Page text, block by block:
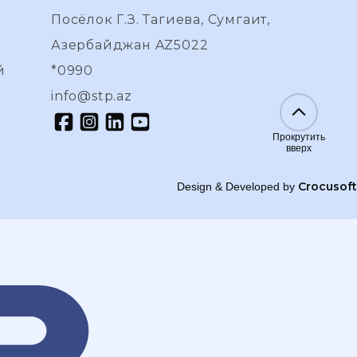
Посёлок Г.З. Тагиева, Сумгаит,
Азербайджан AZ5022
*0990
info@stp.az
Прокрутить
вверх
Design & Developed by Crocusoft